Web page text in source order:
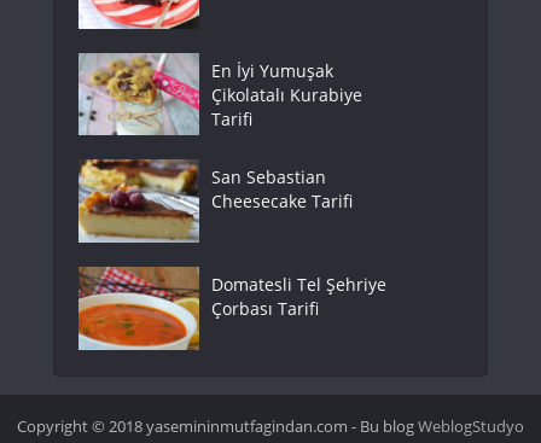
En İyi Yumuşak
Çikolatalı Kurabiye
Tarifi
San Sebastian
Cheesecake Tarifi
Domatesli Tel Şehriye
Çorbası Tarifi
Copyright © 2018 yasemininmutfagindan.com - Bu blogWeblogStudyo